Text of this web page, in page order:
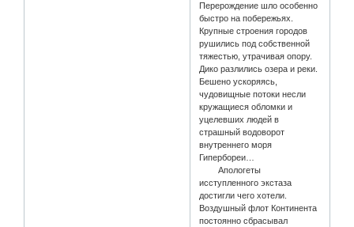
Перерождение шло особенно
быстро на побережьях.
Крупные строения городов
рушились под собственной
тяжестью, утрачивая опору.
Дико разлились озера и реки.
Бешено ускоряясь,
чудовищные потоки несли
кружащиеся обломки и
уцелевших людей в
страшный водоворот
внутреннего моря
Гипербореи…
Апологеты
исступленного экстаза
достигли чего хотели.
Воздушный флот Континента
постоянно сбрасывал